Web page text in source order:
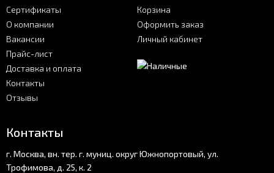
Сертификаты
О компании
Вакансии
Прайс-лист
Доставка и оплата
Контакты
Отзывы
Корзина
Оформить заказ
Личный кабинет
Контакты
г. Москва, вн. тер. г. муниц. округ Южнопортовый, ул.
Трофимова, д. 25, к. 2